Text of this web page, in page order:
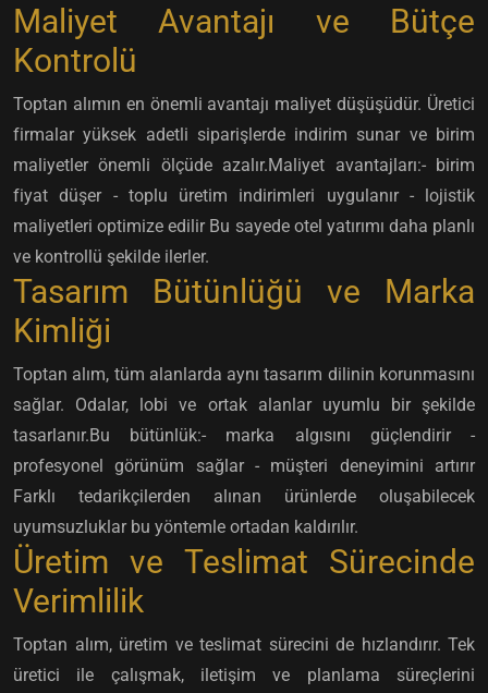
Maliyet Avantajı ve Bütçe
Kontrolü
Toptan alımın en önemli avantajı maliyet düşüşüdür. Üretici
firmalar yüksek adetli siparişlerde indirim sunar ve birim
maliyetler önemli ölçüde azalır.Maliyet avantajları:- birim
fiyat düşer - toplu üretim indirimleri uygulanır - lojistik
maliyetleri optimize edilir Bu sayede otel yatırımı daha planlı
ve kontrollü şekilde ilerler.
Tasarım Bütünlüğü ve Marka
Kimliği
Toptan alım, tüm alanlarda aynı tasarım dilinin korunmasını
sağlar. Odalar, lobi ve ortak alanlar uyumlu bir şekilde
tasarlanır.Bu bütünlük:- marka algısını güçlendirir -
profesyonel görünüm sağlar - müşteri deneyimini artırır
Farklı tedarikçilerden alınan ürünlerde oluşabilecek
uyumsuzluklar bu yöntemle ortadan kaldırılır.
Üretim ve Teslimat Sürecinde
Verimlilik
Toptan alım, üretim ve teslimat sürecini de hızlandırır. Tek
üretici ile çalışmak, iletişim ve planlama süreçlerini